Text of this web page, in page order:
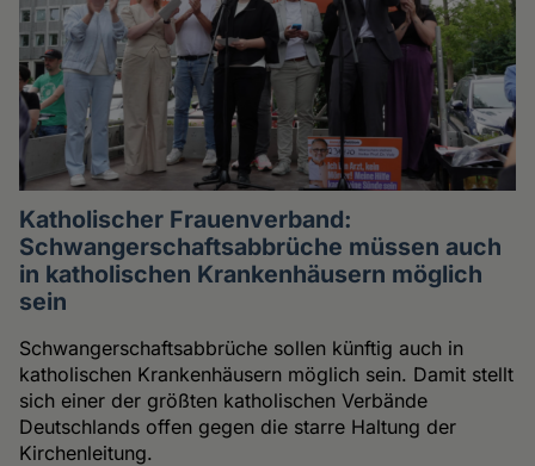
Katholischer Frauenverband:
Schwangerschaftsabbrüche müssen auch
in katholischen Krankenhäusern möglich
sein
Schwangerschaftsabbrüche sollen künftig auch in
katholischen Krankenhäusern möglich sein. Damit stellt
sich einer der größten katholischen Verbände
Deutschlands offen gegen die starre Haltung der
Kirchenleitung.